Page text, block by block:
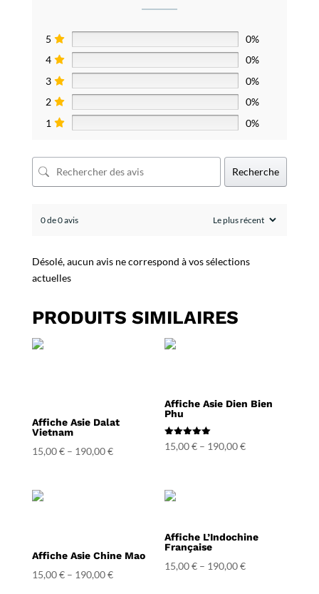
5
0%
4
0%
3
0%
2
0%
1
0%
Recherche
0 de 0 avis
Désolé, aucun avis ne correspond à vos sélections
actuelles
PRODUITS SIMILAIRES
Affiche Asie Dalat
Vietnam
15,00€– 190,00€
Affiche Asie Dien Bien
Phu
Note
5.00
15,00€ – 190,00€
Affiche Asie Chine Mao
15,00€– 190,00€
Affiche L’Indochine
Française
15,00€ – 190,00€